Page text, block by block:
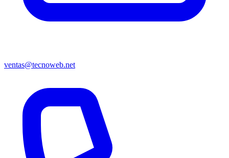
ventas@tecnoweb.net